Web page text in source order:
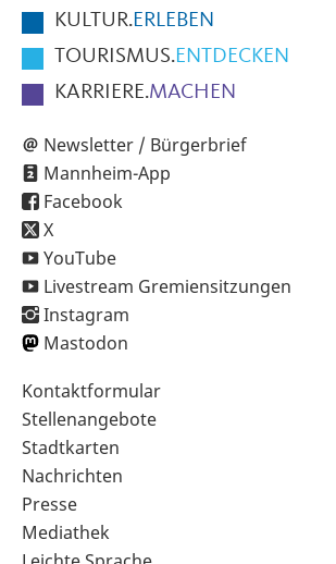
KULTUR.ERLEBEN
TOURISMUS.ENTDECKEN
KARRIERE.MACHEN
Newsletter / Bürgerbrief
Mannheim-App
Facebook
X
YouTube
Livestream Gremiensitzungen
Instagram
Mastodon
Sekundärnavigation
im
Fußbereich
Kontaktformular
Stellenangebote
Stadtkarten
Nachrichten
Presse
Mediathek